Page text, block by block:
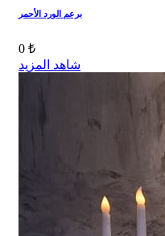
برعم الورد الأحمر
0 ₺
شاهد المزيد